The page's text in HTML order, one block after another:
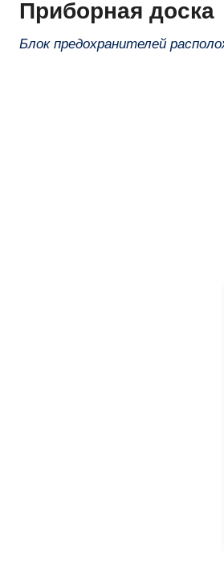
Приборная доска
Блок предохранителей